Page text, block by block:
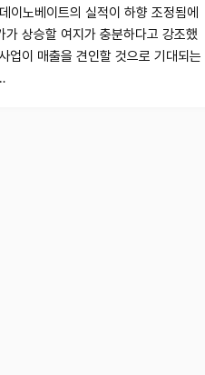
이노베이트의 실적이 하향 조정됨에
상승할 여지가 충분하다고 강조했
업이 매출을 견인할 것으로 기대되는